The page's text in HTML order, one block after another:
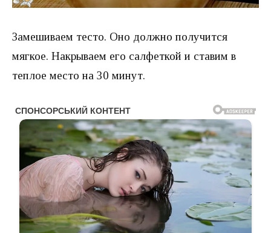
Замешиваем тесто. Оно должно получится
мягкое. Накрываем его салфеткой и ставим в
теплое место на 30 минут.